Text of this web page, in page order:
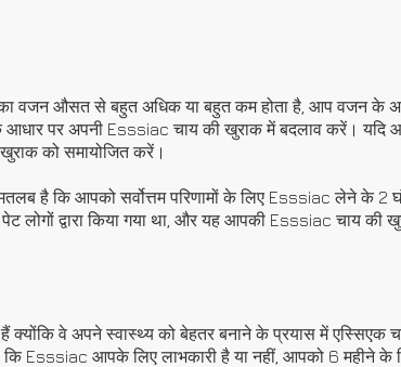
वजन औसत से बहुत अधिक या बहुत कम होता है, आप वजन के
पर अपनी Esssiac चाय की खुराक में बदलाव करें। यदि
को समायोजित करें।
है कि आपको सर्वोत्तम परिणामों के लिए Esssiac लेने के
लोगों द्वारा किया गया था, और यह आपकी Esssiac चाय
वे अपने स्वास्थ्य को बेहतर बनाने के प्रयास में एस्सिएक
कि Esssiac आपके लिए लाभकारी है या नहीं, आपको 6 महीने